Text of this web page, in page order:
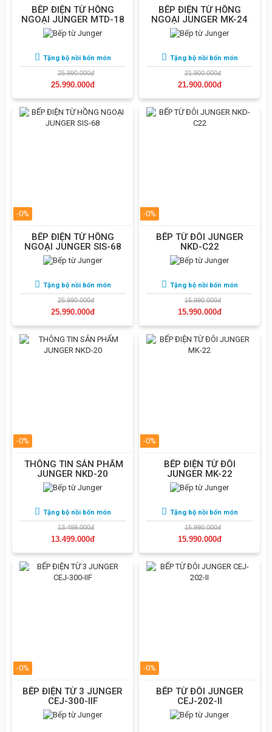
BẾP ĐIỆN TỪ HỒNG
NGOẠI JUNGER MTD-18
Tặng bộ nồi bốn món
25.990.000đ
25.990.000đ
BẾP ĐIỆN TỪ HỒNG
NGOẠI JUNGER MK-24
Tặng bộ nồi bốn món
21.900.000đ
21.900.000đ
-0%
BẾP ĐIỆN TỪ HỒNG
NGOẠI JUNGER SIS-68
Tặng bộ nồi bốn món
25.990.000đ
25.990.000đ
-0%
BẾP TỪ ĐÔI JUNGER
NKD-C22
Tặng bộ nồi bốn món
15.990.000đ
15.990.000đ
-0%
THÔNG TIN SẢN PHẨM
JUNGER NKD-20
Tặng bộ nồi bốn món
13.499.000đ
13.499.000đ
-0%
BẾP ĐIỆN TỪ ĐÔI
JUNGER MK-22
Tặng bộ nồi bốn món
15.990.000đ
15.990.000đ
-0%
BẾP ĐIỆN TỪ 3 JUNGER
CEJ-300-IIF
-0%
BẾP TỪ ĐÔI JUNGER
CEJ-202-II